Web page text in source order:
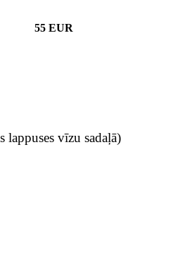
55 EUR
lappuses vīzu sadaļā)